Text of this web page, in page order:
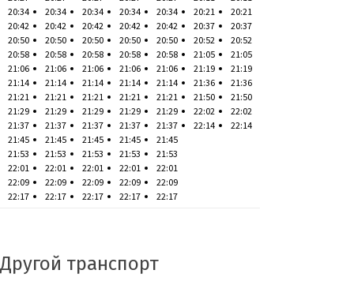
20:34
20:42
20:50
20:58
21:06
21:14
21:21
21:29
21:37
21:45
21:53
22:01
22:09
22:17
20:34
20:42
20:50
20:58
21:06
21:14
21:21
21:29
21:37
21:45
21:53
22:01
22:09
22:17
20:34
20:42
20:50
20:58
21:06
21:14
21:21
21:29
21:37
21:45
21:53
22:01
22:09
22:17
20:34
20:42
20:50
20:58
21:06
21:14
21:21
21:29
21:37
21:45
21:53
22:01
22:09
22:17
20:34
20:42
20:50
20:58
21:06
21:14
21:21
21:29
21:37
21:45
21:53
22:01
22:09
22:17
20:21
20:37
20:52
21:05
21:19
21:36
21:50
22:02
22:14
20:21
20:37
20:52
21:05
21:19
21:36
21:50
22:02
22:14
Другой транспорт